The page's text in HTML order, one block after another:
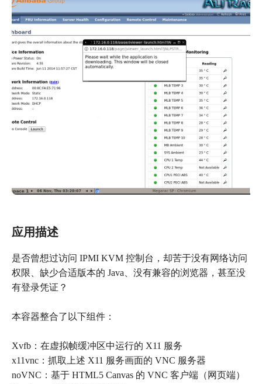
应用描述
是否曾想过访问 IPMI KVM 控制台，却苦于没有网络访问
权限、缺少合适版本的 Java、没有兼容的浏览器，甚至没
有登录凭证？
本容器整合了以下组件：
Xvfb：在虚拟帧缓冲区中运行的 X11 服务
x11vnc：抓取上述 X11 服务画面的 VNC 服务器
noVNC：基于 HTML5 Canvas 的 VNC 客户端（网页端）